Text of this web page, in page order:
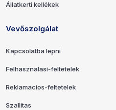
Állatkerti kellékek
Vevőszolgálat
Kapcsolatba lepni
Felhasznalasi-feltetelek
Reklamacios-feltetelek
Szallitas